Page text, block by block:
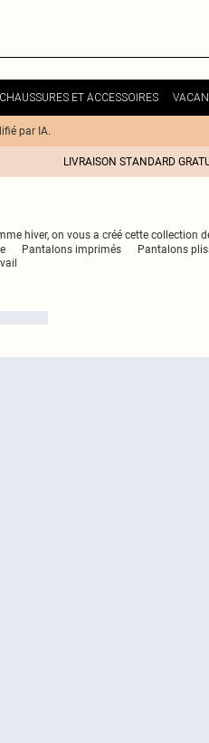
CHAUSSURES ET ACCESSOIRES
par IA.
LIVRAISON STANDARD
hiver, on vous a créé cette collection
Pantalons imprimés Pantalons